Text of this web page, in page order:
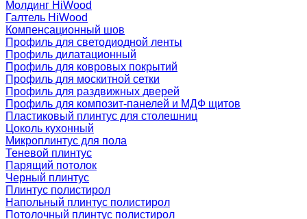
Молдинг HiWood
Галтель HiWood
Компенсационный шов
Профиль для светодиодной ленты
Профиль дилатационный
Профиль для ковровых покрытий
Профиль для москитной сетки
Профиль для раздвижных дверей
Профиль для композит-панелей и МДФ щитов
Пластиковый плинтус для столешниц
Цоколь кухонный
Микроплинтус для пола
Теневой плинтус
Парящий потолок
Черный плинтус
Плинтус полистирол
Напольный плинтус полистирол
Потолочный плинтус полистирол